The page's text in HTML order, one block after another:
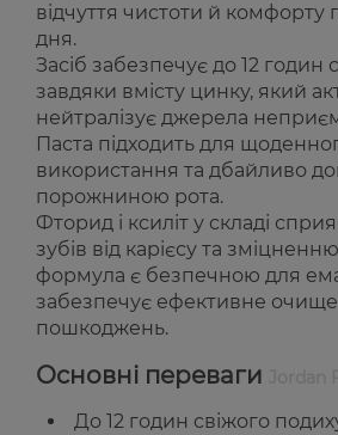
відчуття чистоти й комфорту
дня.
Засіб забезпечує до 12 годин
завдяки вмісту цинку, який
нейтралізує джерела
Паста підходить для
використання та дбайливо
порожниною рота.
Фторид і ксиліт у складі
зубів від карієсу та
формула є безпечною для
забезпечує ефективне
пошкоджень.
Основні переваги
До 12 годин свіжого